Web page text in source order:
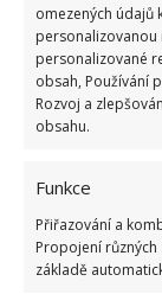
omezených údajů
personalizovanou
personalizované
obsah, Používání
Rozvoj a
obsahu.
Funkce
Přiřazování a
Propojení různých
základě
Kvalita malby
také udává,
abyste se v
kvalitní malby
investovat do
důležité je i
být čisté a
nepodceňte.